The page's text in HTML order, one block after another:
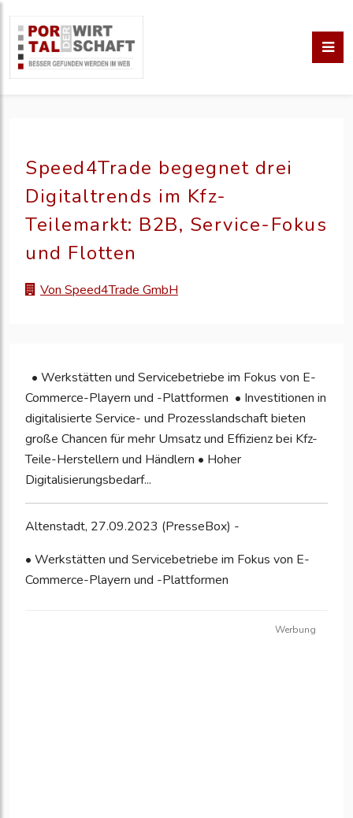
Speed4Trade begegnet drei
Digitaltrends im Kfz-
Teilemarkt: B2B, Service-Fokus
und Flotten
Von Speed4Trade GmbH
• Werkstätten und Servicebetriebe im Fokus von E-
Commerce-Playern und -Plattformen • Investitionen in
digitalisierte Service- und Prozesslandschaft bieten
große Chancen für mehr Umsatz und Effizienz bei Kfz-
Teile-Herstellern und Händlern • Hoher
Digitalisierungsbedarf...
Altenstadt, 27.09.2023 (PresseBox) -
• Werkstätten und Servicebetriebe im Fokus von E-
Commerce-Playern und -Plattformen
Werbung